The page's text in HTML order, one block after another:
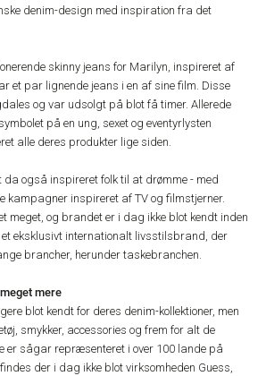
denim-design med inspiration fra det
skinny jeans for Marilyn, inspireret af
et par lignende jeans i en af sine film. Disse
og var udsolgt på blot få timer. Allerede
på en ung, sexet og eventyrlysten
alle deres produkter lige siden.
også inspireret folk til at drømme - med
kampagner inspireret af TV og filmstjerner.
meget, og brandet er i dag ikke blot kendt inden
et eksklusivt internationalt livsstilsbrand, der
brancher, herunder taskebranchen.
mere
blot kendt for deres denim-kollektioner, men
smykker, accessories og frem for alt de
er sågar repræsenteret i over 100 lande på
der i dag ikke blot virksomheden Guess,